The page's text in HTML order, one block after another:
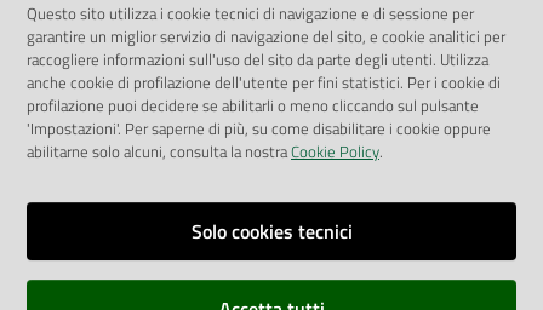
Privacy Policy
Attuazione Misure PNRR
Liste di Attesa
ENTI, IMPRESE E PARTNER
Fatturazione Elettronica
Richiesta Patrocinio
Questo sito utilizza i cookie tecnici di navigazione e di sessione per
garantire un miglior servizio di navigazione del sito, e cookie analitici per
raccogliere informazioni sull'uso del sito da parte degli utenti. Utilizza
anche cookie di profilazione dell'utente per fini statistici. Per i cookie di
profilazione puoi decidere se abilitarli o meno cliccando sul pulsante
'Impostazioni'. Per saperne di più, su come disabilitare i cookie oppure
abilitarne solo alcuni, consulta la nostraCookie Policy.
Solo cookies tecnici